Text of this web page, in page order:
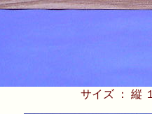
サイズ ： 縦